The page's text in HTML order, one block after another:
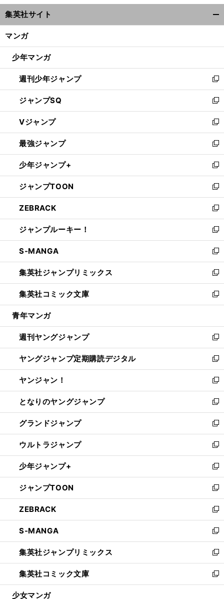
ウ
ィ
ン
ウ
開
く
集英社サイト
マンガ
少年マンガ
週刊少年ジャンプ
新
し
い
ウ
ィ
ン
ド
ウ
で
開
く
ジャンプSQ
新
し
い
ウ
ィ
ン
ド
ウ
で
開
く
Vジャンプ
新
し
い
ウ
ィ
ン
ド
ウ
で
開
く
最強ジャンプ
新
し
い
ウ
ィ
ン
ド
ウ
で
開
く
少年ジャンプ+
新
し
い
ウ
ィ
ン
ド
ウ
で
開
く
ジャンプTOON
新
し
い
ウ
ィ
ン
ド
ウ
で
開
く
ZEBRACK
新
し
い
ウ
ィ
ン
ド
ウ
で
開
ジャンプルーキー！
新
し
い
ウ
ィ
ン
ド
ウ
開
く
S-MANGA
新
し
い
ウ
ィ
ン
ウ
で
開
く
集英社ジャンプリミックス
新
し
い
ウ
ン
ド
ウ
で
開
く
集英社コミック文庫
新
し
ウ
ィ
ン
ド
ウ
で
開
く
青年マンガ
週刊ヤングジャンプ
新
し
い
ウ
ィ
ン
ド
ウ
で
開
く
ヤングジャンプ定期購読デジタル
新
し
い
ウ
ィ
ン
ド
ウ
で
開
く
ヤンジャン！
新
し
い
ウ
ィ
ン
ド
ウ
で
開
く
となりのヤングジャンプ
新
し
い
ウ
ィ
ン
ド
ウ
で
開
く
グランドジャンプ
新
し
い
ウ
ィ
ン
ド
ウ
で
開
く
ウルトラジャンプ
新
し
い
ウ
ィ
ン
ド
ウ
で
開
く
少年ジャンプ+
新
し
い
ウ
ィ
ン
ド
ウ
で
開
く
ジャンプTOON
新
し
い
ウ
ィ
ン
ド
ウ
で
開
ZEBRACK
新
し
い
ウ
ィ
ン
ド
ウ
S-MANGA
新
し
い
ウ
ィ
ン
集英社ジャンプリミックス
新
し
い
ウ
集英社コミック文庫
新
し
少女マンガ